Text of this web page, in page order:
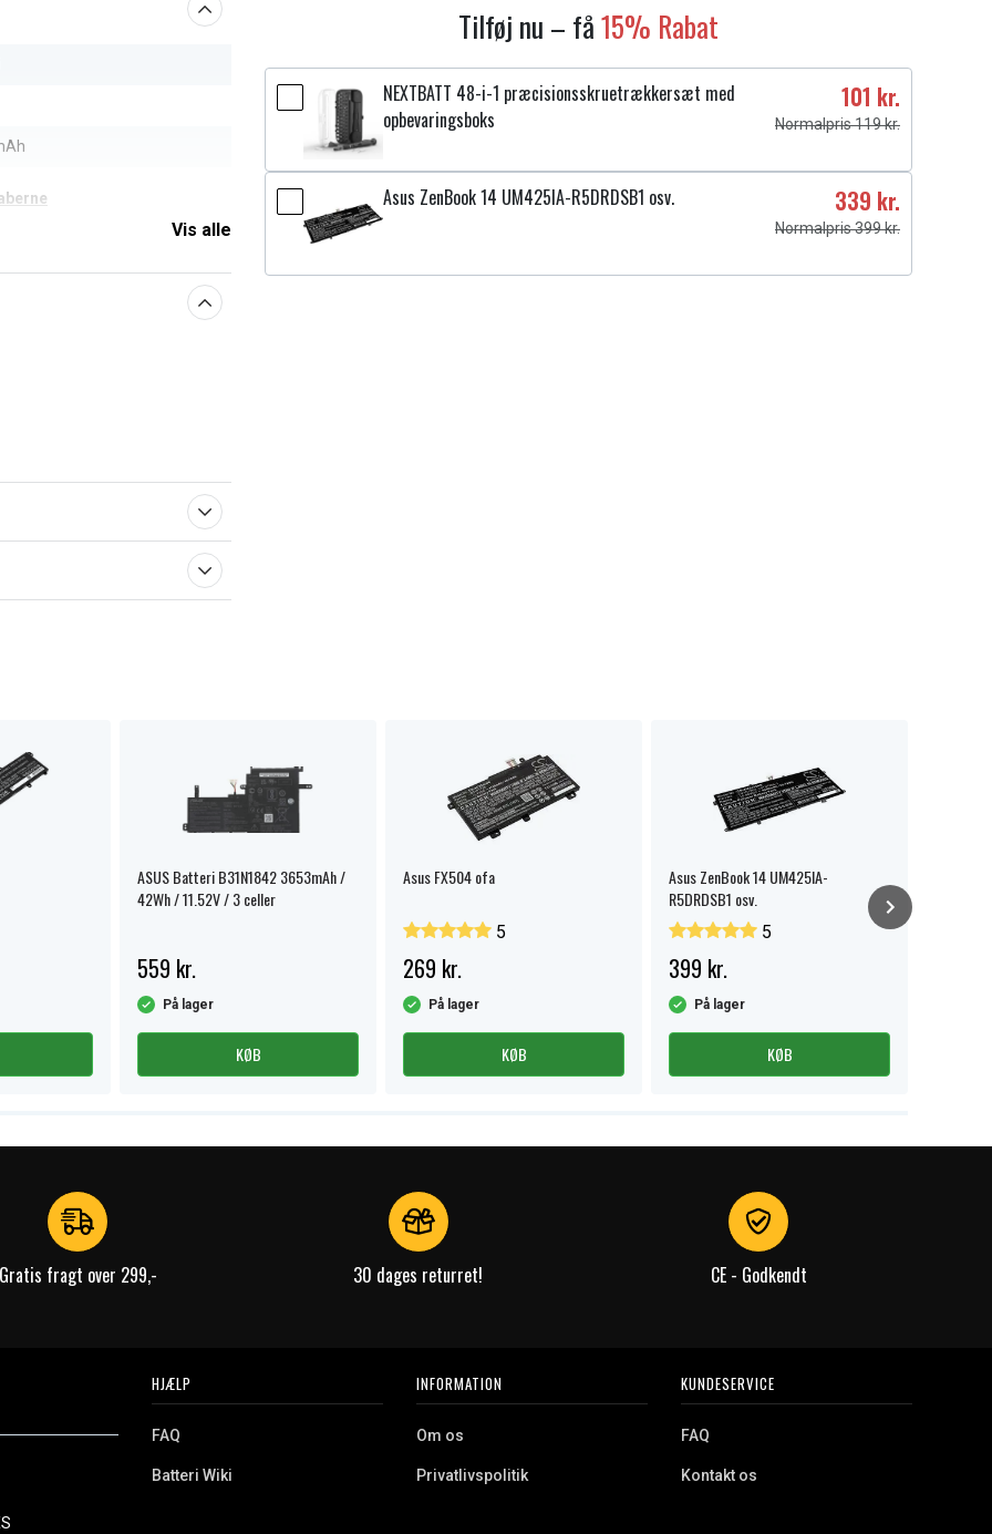
Vis alle
Tilføj nu – få15% Rabat
NEXTBATT 48-i-1 præcisionsskruetrækkersæt med
opbevaringsboks
101 kr.
Normalpris 119 kr.
Asus ZenBook 14 UM425IA-R5DRDSB1 osv. 339 kr.
Normalpris 399 kr.
ASUS Batteri B31N1842 3653mAh /
42Wh / 11.52V / 3 celler
559 kr.
På lager
KØB
Asus FX504 ofa
5
269 kr.
På lager
KØB
Asus ZenBook 14 UM425IA-
R5DRDSB1 osv.
5
399 kr.
På lager
KØB
Gratis fragt over 299,- 30 dages returret! CE - Godkendt
HJÆLP
FAQ
Batteri Wiki
INFORMATION
Om os
Privatlivspolitik
KUNDESERVICE
FAQ
Kontakt os